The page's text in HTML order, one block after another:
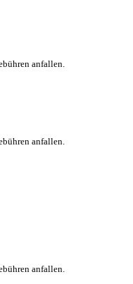
anfallen.
anfallen.
anfallen.